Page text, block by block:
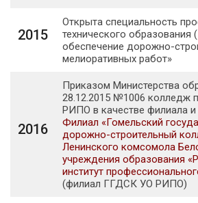
2015
Открыта специальность
технического образования
обеспечение дорожно-
мелиоративных работ»
2016
Приказом Министерства
28.12.2015 №1006 колледж
РИПО в качестве филиала и
Филиал «Гомельский
дорожно-строительный
Ленинского комсомола
учреждения образования
институт
(филиал ГГДСК УО РИПО)